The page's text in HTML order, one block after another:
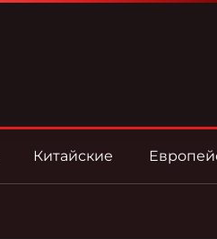
Китайские